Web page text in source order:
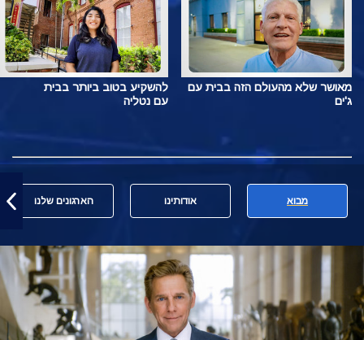
מאושר שלא מהעולם הזה בבית עם
ג'ים
להשקיע בטוב ביותר בבית
עם נטליה
מבוא אודותינו הארגונים שלנו